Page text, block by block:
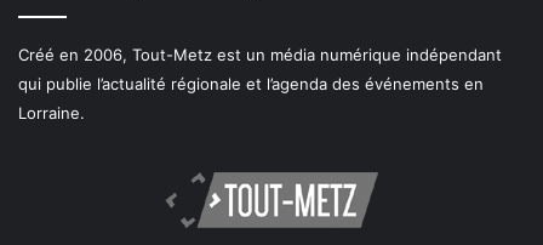
Créé en 2006, Tout-Metz est un média numérique indépendant
qui publie l’actualité régionale et l’agenda des événements en
Lorraine.